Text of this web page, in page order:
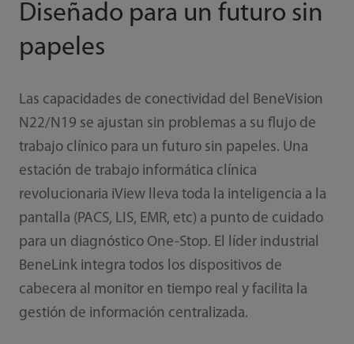
Diseñado para un futuro sin
papeles
Las capacidades de conectividad del BeneVision
N22/N19 se ajustan sin problemas a su flujo de
trabajo clínico para un futuro sin papeles. Una
estación de trabajo informática clínica
revolucionaria iView lleva toda la inteligencia a la
pantalla (PACS, LIS, EMR, etc) a punto de cuidado
para un diagnóstico One-Stop. El líder industrial
BeneLink integra todos los dispositivos de
cabecera al monitor en tiempo real y facilita la
gestión de información centralizada.